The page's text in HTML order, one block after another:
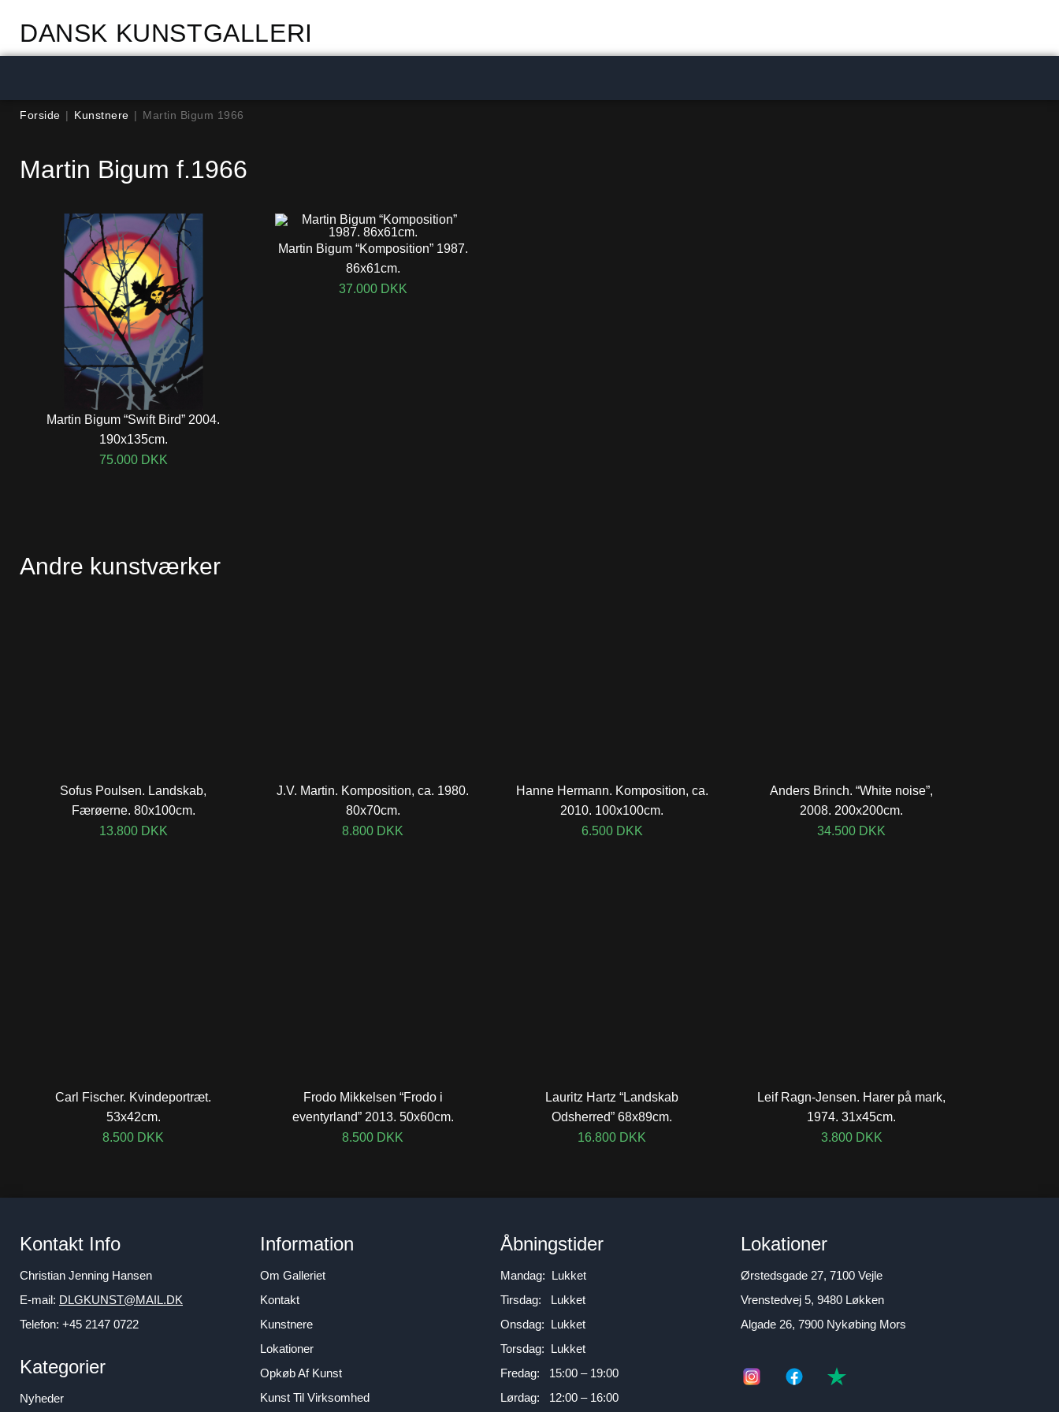
DANSK KUNSTGALLERI
Forside | Kunstnere | Martin Bigum 1966
Martin Bigum f.1966
Martin Bigum “Swift Bird” 2004.
190x135cm.
75.000 DKK
Martin Bigum “Komposition” 1987.
86x61cm.
37.000 DKK
Andre kunstværker
Sofus Poulsen. Landskab,
Færøerne. 80x100cm.
13.800 DKK
J.V. Martin. Komposition, ca. 1980.
80x70cm.
8.800 DKK
Hanne Hermann. Komposition, ca.
2010. 100x100cm.
6.500 DKK
Anders Brinch. “White noise”,
2008. 200x200cm.
34.500 DKK
Carl Fischer. Kvindeportræt.
53x42cm.
8.500 DKK
Frodo Mikkelsen “Frodo i
eventyrland” 2013. 50x60cm.
8.500 DKK
Lauritz Hartz “Landskab
Odsherred” 68x89cm.
16.800 DKK
Leif Ragn-Jensen. Harer på mark,
1974. 31x45cm.
3.800 DKK
Kontakt Info
Christian Jenning Hansen
E-mail: DLGKUNST@MAIL.DK
Telefon: +45 2147 0722
Kategorier
Nyheder
Information
Om Galleriet
Kontakt
Kunstnere
Lokationer
Opkøb Af Kunst
Kunst Til Virksomhed
Åbningstider
Mandag: Lukket
Tirsdag: Lukket
Onsdag: Lukket
Torsdag: Lukket
Fredag: 15:00 – 19:00
Lørdag: 12:00 – 16:00
Lokationer
Ørstedsgade 27, 7100 Vejle
Vrenstedvej 5, 9480 Løkken
Algade 26, 7900 Nykøbing Mors